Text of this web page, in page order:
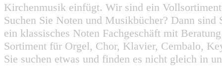
Kirchenmusik einfügt. Wir sind ein
Suchen Sie Noten und Musikbücher? Dann
ein klassisches Noten Fachgeschäft mit
Sortiment für Orgel, Chor, Klavier, Cembalo,
Sie suchen etwas und finden es nicht gleich in